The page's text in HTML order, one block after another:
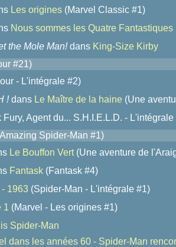
Les origines (Marvel Classic #1)
Nous sommes les Quatre Fantastiques
the Mole Man!dans King-Size Kirby
#21)
- L'intégrale #2)
!dans Le Maître de la haine (Une
Fury, Agent du... S.H.I.E.L.D. - L'intégrale
Spider-Man #1)
Le Bouffon Vert(Une aventure de
Fantask (Fantask #4)
1963 (Spider-Man - L'intégrale #1)
1 (Marvel - Les origines #1)
Spider-Man
dans les années 60 - Spider-Man